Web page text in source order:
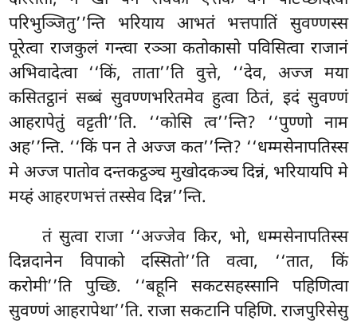
परिभुञ्जितु’’न्ति भरियाय आभतं भत्तपातिं सुवण्णस्स
पूरेत्वा राजकुलं गन्त्वा रञ्ञा कतोकासो पविसित्वा राजानं
अभिवादेत्वा ‘‘किं, ताता’’ति वुत्ते, ‘‘देव, अज्ज मया
कसितट्ठानं सब्बं सुवण्णभरितमेव हुत्वा ठितं, इदं सुवण्णं
आहरापेतुं वट्टती’’ति. ‘‘कोसि त्व’’न्ति? ‘‘पुण्णो नाम
अह’’न्ति. ‘‘किं पन ते अज्ज कत’’न्ति? ‘‘धम्मसेनापतिस्स
मे अज्ज पातोव दन्तकट्ठञ्च मुखोदकञ्च दिन्नं, भरियायपि मे
मय्हं आहरणभत्तं तस्सेव दिन्न’’न्ति.
तं सुत्वा राजा ‘‘अज्जेव किर, भो, धम्मसेनापतिस्स
दिन्नदानेन विपाको दस्सितो’’ति वत्वा, ‘‘तात, किं
करोमी’’ति पुच्छि. ‘‘बहूनि सकटसहस्सानि पहिणित्वा
सुवण्णं आहरापेथा’’ति. राजा सकटानि पहिणि. राजपुरिसेसु